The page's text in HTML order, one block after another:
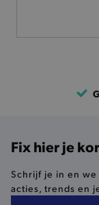
Fix hier je
Schrijf je in en
acties, trends en
buikjes